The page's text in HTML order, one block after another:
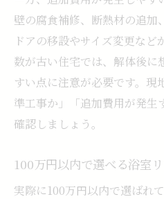
壁の腐食補修、断熱材の追加
ドアの移設やサイズ変更な
数が古い住宅では、解体後に
すい点に注意が必要です。現
準工事か」「追加費用が発生
確認しましょう。
100万円以内で選べる浴室
実際に100万円以内で選ばれ